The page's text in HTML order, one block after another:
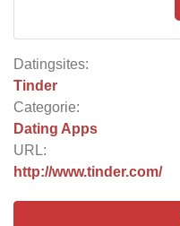
Datingsites:
Tinder
Categorie:
Dating Apps
URL:
http://www.tinder.com/